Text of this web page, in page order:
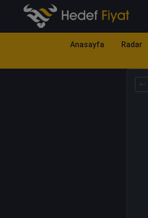
Anasayfa Radar